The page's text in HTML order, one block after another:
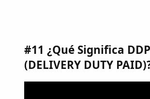
#11 ¿Qué Significa DDP
(DELIVERY DUTY